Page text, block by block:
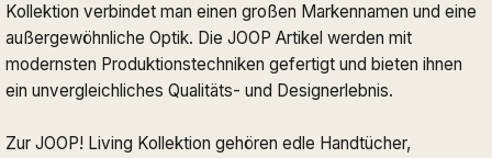
Kollektion verbindet man einen großen Markennamen und eine
außergewöhnliche Optik. Die JOOP Artikel werden mit
modernsten Produktionstechniken gefertigt und bieten ihnen
ein unvergleichliches Qualitäts- und Designerlebnis.
Zur JOOP! Living Kollektion gehören edle Handtücher,